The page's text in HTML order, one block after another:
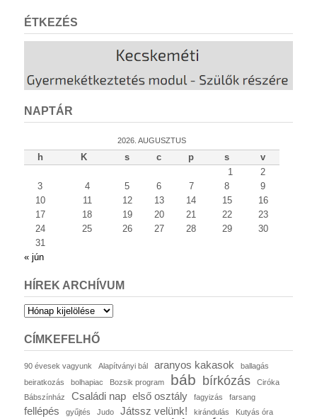
ÉTKEZÉS
NAPTÁR
2026. AUGUSZTUS
h K s c p s
v
1
2
3
4 5 6 7 8
9
10
11 12 13 14 15
16
17
18 19 20 21 22
23
24
25 26 27 28 29
30
31
« jún
HÍREK ARCHÍVUM
Hírek
CÍMKEFELHŐ
90 évesek vagyunk Alapítványi bál aranyos kakasok
ballagás
beiratkozás
bolhapiac Bozsik program báb bírkózás
Ciróka
Bábszínház
Családi nap első osztály fagyizás farsang
fellépés gyűjtés Judo Játssz velünk! kirándulás Kutyás óra